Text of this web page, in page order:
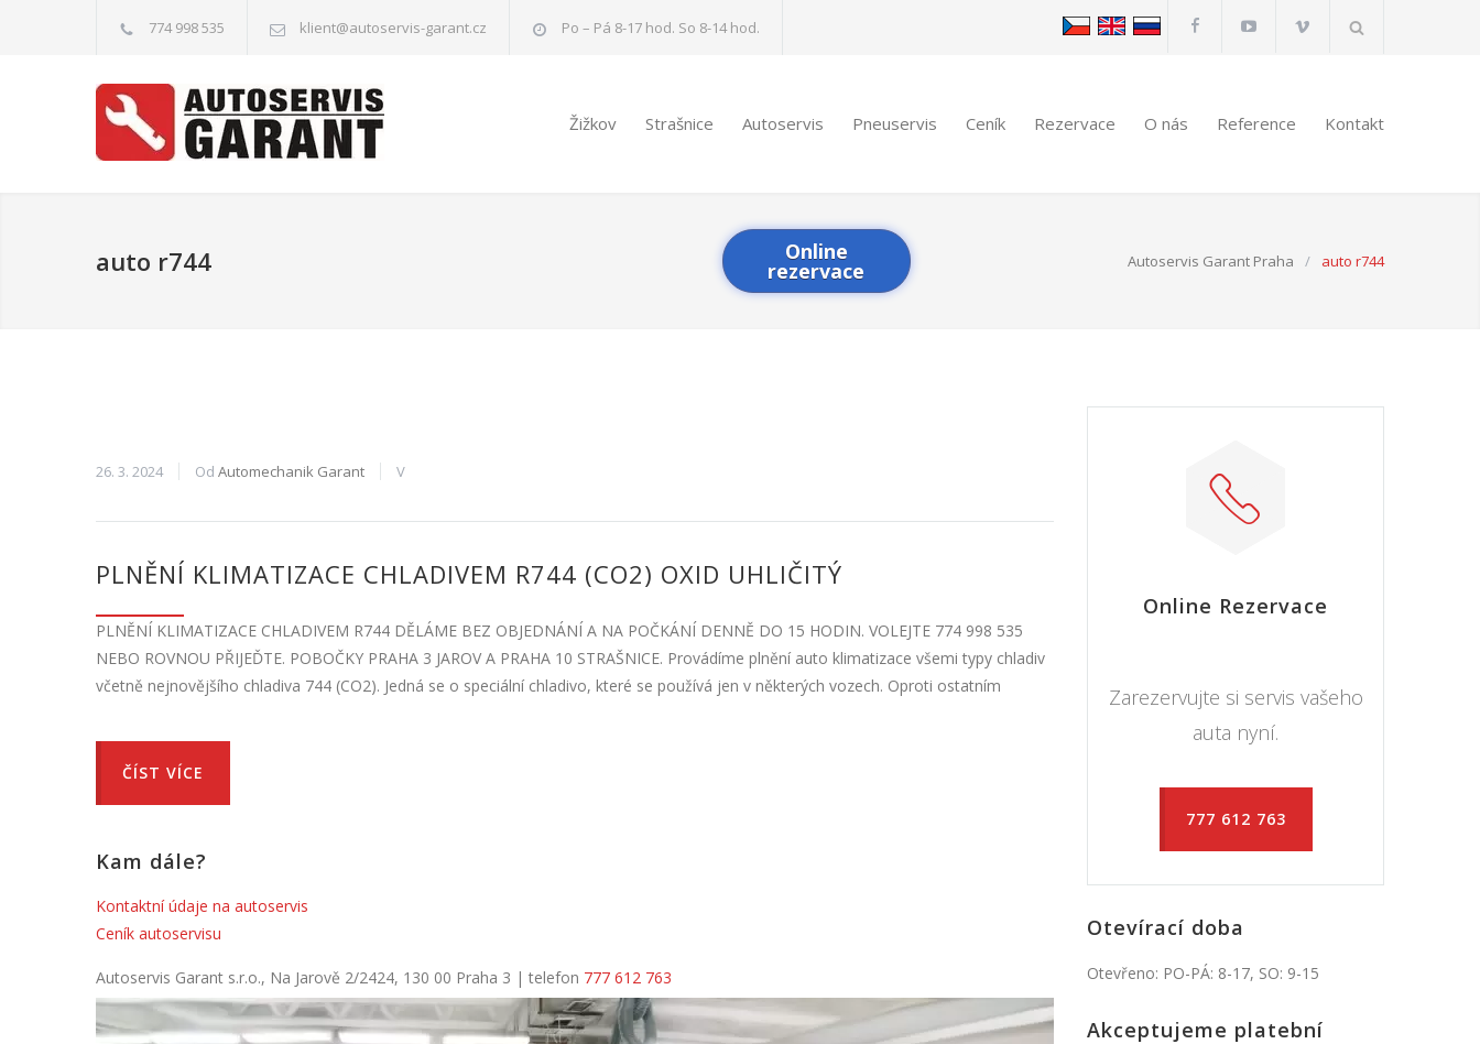
774 998 535 klient@autoservis-garant.cz Po – Pá 8-17 hod. So 8-14 hod.
Žižkov Strašnice Autoservis Pneuservis Ceník Rezervace O nás Reference Kontakt
auto r744 Online
rezervace Autoservis Garant Praha / auto r744
26. 3. 2024 Od Automechanik Garant V
PLNĚNÍ KLIMATIZACE CHLADIVEM R744 (CO2) OXID UHLIČITÝ
PLNĚNÍ KLIMATIZACE CHLADIVEM R744 DĚLÁME BEZ OBJEDNÁNÍ A NA POČKÁNÍ DENNĚ DO 15 HODIN. VOLEJTE 774 998 535
NEBO ROVNOU PŘIJEĎTE. POBOČKY PRAHA 3 JAROV A PRAHA 10 STRAŠNICE. Provádíme plnění auto klimatizace všemi typy chladiv
včetně nejnovějšího chladiva 744 (CO2). Jedná se o speciální chladivo, které se používá jen v některých vozech. Oproti ostatním
ČÍST VÍCE
Kam dále?
Kontaktní údaje na autoservis
Ceník autoservisu
Autoservis Garant s.r.o., Na Jarově 2/2424, 130 00 Praha 3 | telefon 777 612 763
Online Rezervace
Zarezervujte si servis vašeho
auta nyní.
777 612 763
Otevírací doba
Otevřeno: PO-PÁ: 8-17, SO: 9-15
Akceptujeme platební